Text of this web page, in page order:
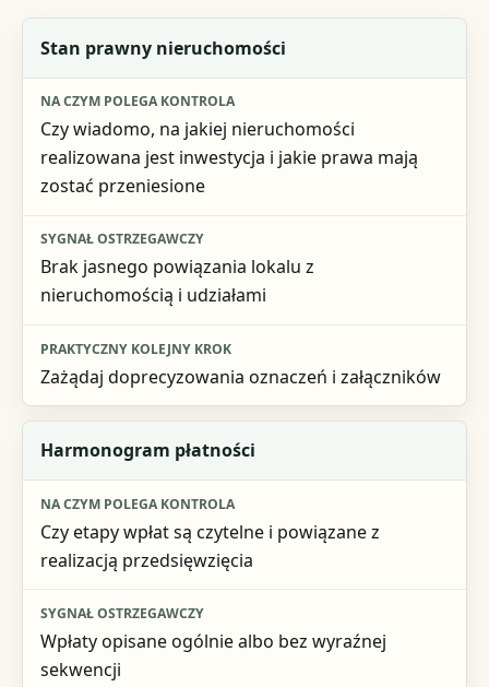
Co sprawdzić
Na czym polega kontrola
Sygnał ostrzegawczy
Praktyczny kolejny krok
Stan prawny nieruchomości
Czy wiadomo, na jakiej nieruchomości
realizowana jest inwestycja i jakie prawa mają
zostać przeniesione
Brak jasnego powiązania lokalu z
nieruchomością i udziałami
Zażądaj doprecyzowania oznaczeń i załączników
Harmonogram płatności
Czy etapy wpłat są czytelne i powiązane z
realizacją przedsięwzięcia
Wpłaty opisane ogólnie albo bez wyraźnej
sekwencji